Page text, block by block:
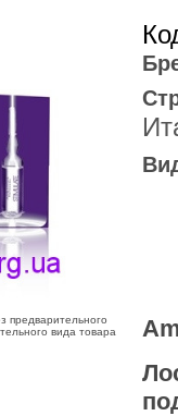
предварительного
вида товара